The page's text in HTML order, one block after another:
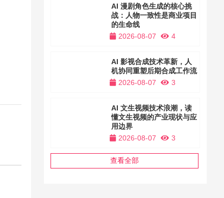
AI 漫剧角色生成的核心挑
战：人物一致性是商业项目
的生命线
2026-08-07
4
AI 影视合成技术革新，人
机协同重塑后期合成工作流
2026-08-07
3
AI 文生视频技术浪潮，读
懂文生视频的产业现状与应
用边界
2026-08-07
3
查看全部